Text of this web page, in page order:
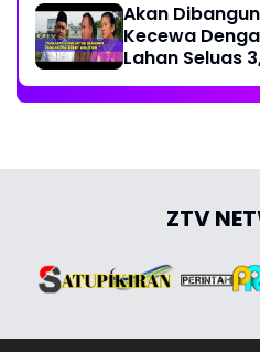
Akan Dibangun
Kecewa
Lahan Seluas
ZTV